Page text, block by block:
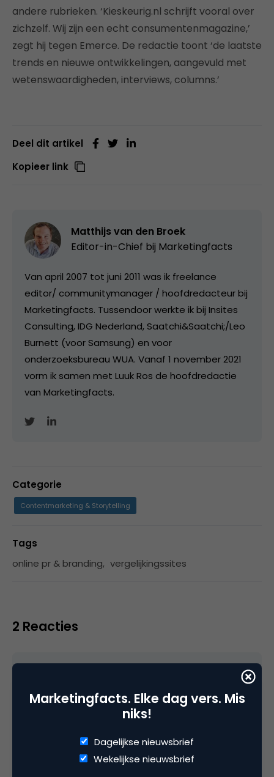
andere rubrieken. ‘Kieskeurig.nl schrijft vooral over
zichzelf. Wij zijn een echt consumentenmagazine,’
zegt hij tegen Emerce. De redactie toont ‘de laatste
trends en nieuwe ontwikkelingen, aangevuld met
wetenswaardigheden, interviews, columns.’
Deel dit artikel
Kopieer link
Matthijs van den Broek
Editor-in-Chief bij Marketingfacts
Van april 2007 tot juni 2011 was ik freelance
editor/ communitymanager / hoofdredacteur bij
Marketingfacts. Tussendoor werkte ik bij Insites
Consulting, IDG Nederland, Saatchi&Saatchi;/Leo
Burnett (voor Samsung) en voor
onderzoeksbureau WUA. Vanaf 1 november 2021
vorm ik samen met Luuk Ros de hoofdredactie
van Marketingfacts.
Categorie
Contentmarketing & Storytelling
Tags
online pr & branding, vergelijkingssites
2 Reacties
financiële producten niet alleen leningen
vergelijken (Independer), maar ook kijken naar
Marketingfacts. Elke dag vers. Mis
niks!
Dagelijkse nieuwsbrief
Wekelijkse nieuwsbrief